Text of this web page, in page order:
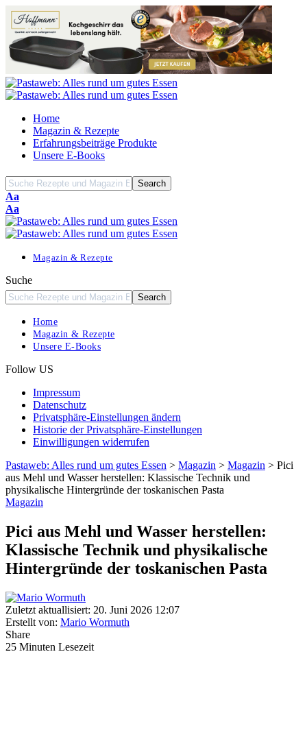
Home
Magazin & Rezepte
Erfahrungsbeiträge Produkte
Unsere E-Books
Font
Resizer
Aa
Font
Resizer
Aa
Magazin & Rezepte
Suche
Home
Magazin & Rezepte
Unsere E-Books
Follow US
Impressum
Datenschutz
Privatsphäre-Einstellungen ändern
Historie der Privatsphäre-Einstellungen
Einwilligungen widerrufen
Pastaweb: Alles rund um gutes Essen > Magazin > Magazin > Pici
aus Mehl und Wasser herstellen: Klassische Technik und
physikalische Hintergründe der toskanischen Pasta
Magazin
Pici aus Mehl und Wasser herstellen:
Klassische Technik und physikalische
Hintergründe der toskanischen Pasta
Zuletzt aktuallisiert: 20. Juni 2026 12:07
Erstellt von: Mario Wormuth
Share
25 Minuten Lesezeit